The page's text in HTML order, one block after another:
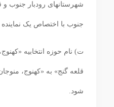
شهرستان‏های رودبار جنوب و
جنوب با اختصاص یک
ت) نام حوزه انتخابیه
قلعه گنج» به «کهنوج،
‏شود.